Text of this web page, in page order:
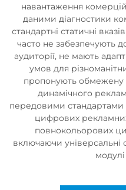
навантаження
даними діагностики
стандартні статичні
часто не забезпечують
аудиторії, не мають
умов для
пропонують обмежену
динамічного
передовими стандартами
цифрових рекламних
повнокольорових
включаючи універсальні